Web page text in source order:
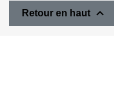
Retour en haut 